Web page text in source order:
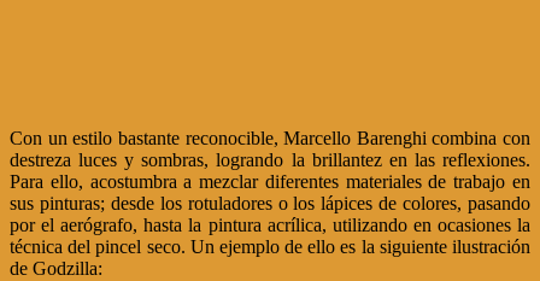
Con un estilo bastante reconocible, Marcello Barenghi combina con
destreza luces y sombras, logrando la brillantez en las reflexiones.
Para ello, acostumbra a mezclar diferentes materiales de trabajo en
sus pinturas; desde los rotuladores o los lápices de colores, pasando
por el aerógrafo, hasta la pintura acrílica, utilizando en ocasiones la
técnica del pincel seco. Un ejemplo de ello es la siguiente ilustración
de Godzilla: